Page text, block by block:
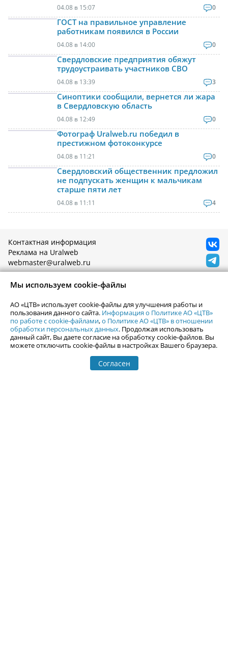
04.08 в 15:07 0
ГОСТ на правильное управление
работникам появился в России
04.08 в 14:00 0
Свердловские предприятия обяжут
трудоустраивать участников СВО
04.08 в 13:39 3
Синоптики сообщили, вернется ли жара
в Свердловскую область
04.08 в 12:49 0
Фотограф Uralweb.ru победил в
престижном фотоконкурсе
04.08 в 11:21 0
Свердловский общественник предложил
не подпускать женщин к мальчикам
старше пяти лет
04.08 в 11:11 4
Контактная информация
Реклама на Uralweb
webmaster@uralweb.ru
Новости Екатеринбурга
Статьи
Погода в Екатеринбурге
Почта
Афиша
Кино
Телепрограмма
Гастроли
События Екатеринбурга
Гид по Екатеринбургу Туризм
Путешествия
Мы используем cookie-файлы
АО «ЦТВ» использует cookie-файлы для улучшения работы и
пользования данного сайта. Информация о Политике АО «ЦТВ»
по работе с cookie-файлами,о Политике АО «ЦТВ» в отношении
обработки персональных данных. Продолжая использовать
данный сайт, Вы даете согласие на обработку cookie-файлов. Вы
можете отключить cookie-файлы в настройках Вашего браузера.
Согласен